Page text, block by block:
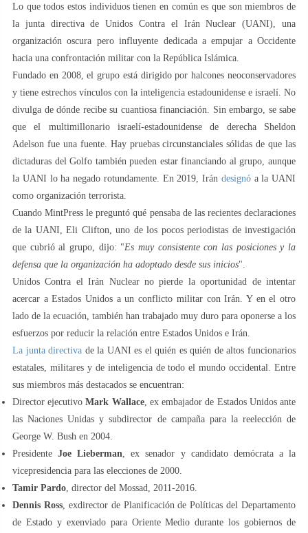
Lo que todos estos individuos tienen en común es que son miembros de
la junta directiva de Unidos Contra el Irán Nuclear (UANI), una
organización oscura pero influyente dedicada a empujar a Occidente
hacia una confrontación militar con la República Islámica.
Fundado en 2008, el grupo está dirigido por halcones neoconservadores
y tiene estrechos vínculos con la inteligencia estadounidense e israelí. No
divulga de dónde recibe su cuantiosa financiación. Sin embargo, se sabe
que el multimillonario israelí-estadounidense de derecha Sheldon
Adelson fue una fuente. Hay pruebas circunstanciales sólidas de que las
dictaduras del Golfo también pueden estar financiando al grupo, aunque
la UANI lo ha negado rotundamente. En 2019, Irán designóa la UANI
como organización terrorista.
Cuando MintPress le preguntó qué pensaba de las recientes declaraciones
de la UANI, Eli Clifton, uno de los pocos periodistas de investigación
que cubrió al grupo, dijo: "Es muy consistente con las posiciones y la
defensa que la organización ha adoptado desde sus inicios".
Unidos Contra el Irán Nuclear no pierde la oportunidad de intentar
acercar a Estados Unidos a un conflicto militar con Irán. Y en el otro
lado de la ecuación, también han trabajado muy duro para oponerse a los
esfuerzos por reducir la relación entre Estados Unidos e Irán.
La junta directiva de la UANI es el quién es quién de altos funcionarios
estatales, militares y de inteligencia de todo el mundo occidental. Entre
sus miembros más destacados se encuentran:
Director ejecutivoMark Wallace, ex embajador de Estados Unidos ante
las Naciones Unidas y subdirector de campaña para la reelección de
George W. Bush en 2004.
PresidenteJoe Lieberman , ex senador y candidato demócrata a la
vicepresidencia para las elecciones de 2000.
Tamir Pardo , director del Mossad, 2011-2016.
Dennis Ross, exdirector de Planificación de Políticas del Departamento
de Estado y exenviado para Oriente Medio durante los gobiernos de